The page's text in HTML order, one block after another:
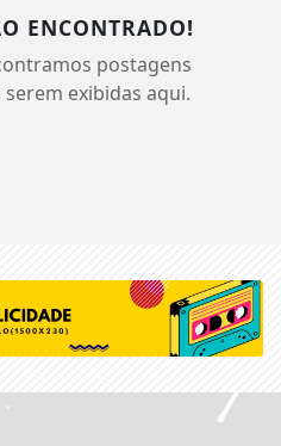
ENCONTRADO!
postagens
exibidas aqui.